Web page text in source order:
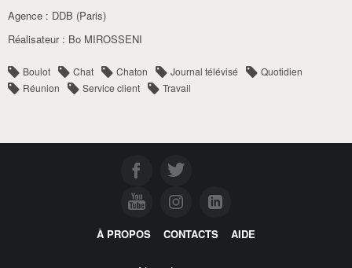
Agence : DDB (Paris)
Réalisateur : Bo MIROSSENI
Boulot Chat Chaton Journal télévisé
Quotidien
Réunion
Service client Travail
À PROPOS CONTACTS AIDE